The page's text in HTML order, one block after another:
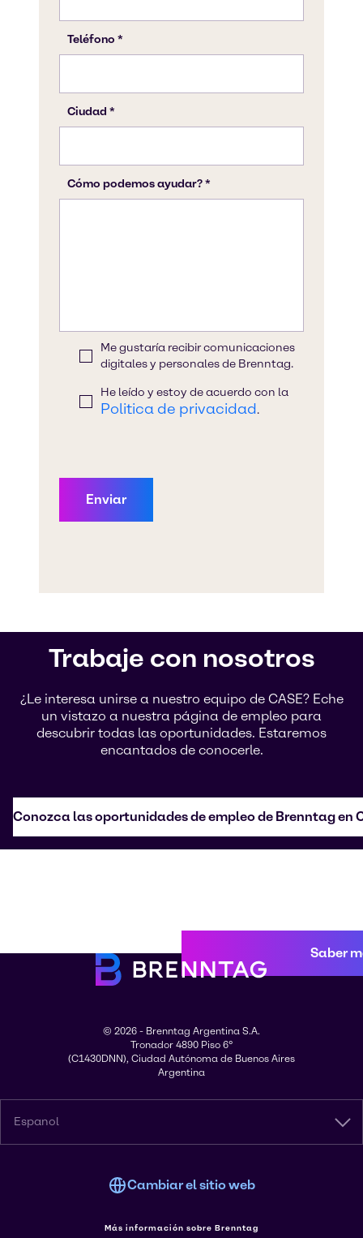
Trabaje con nosotros
¿Le interesa unirse a nuestro equipo de CASE? Eche
un vistazo a nuestra página de empleo para
descubrir todas las oportunidades. Estaremos
encantados de conocerle.
Conozca las oportunidades de empleo de Brenntag en
Saber
© 2026 - Brenntag Argentina S.A.
Tronador 4890 Piso 6°
(C1430DNN), Ciudad Autónoma de Buenos Aires
Argentina
Espanol
Cambiar el sitio web
Más información sobre Brenntag